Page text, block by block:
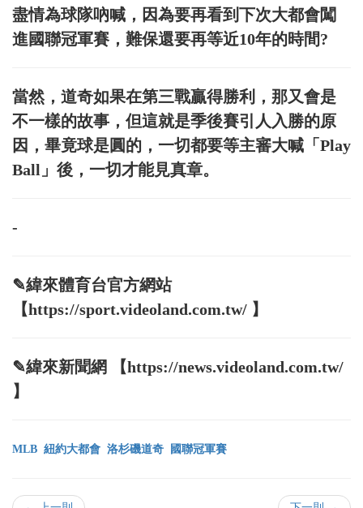
盡情為球隊吶喊，因為要再看到下次大都會闖
進國聯冠軍賽，難保還要再等近10年的時間?
當然，道奇如果在第三戰贏得勝利，那又會是
不一樣的故事，但這就是季後賽引人入勝的原
因，畢竟球是圓的，一切都要等主審大喊「Play
Ball」後，一切才能見真章。
-
✎緯來體育台官方網站
【https://sport.videoland.com.tw/ 】
✎緯來新聞網 【https://news.videoland.com.tw/
】
MLB 紐約大都會 洛杉磯道奇 國聯冠軍賽